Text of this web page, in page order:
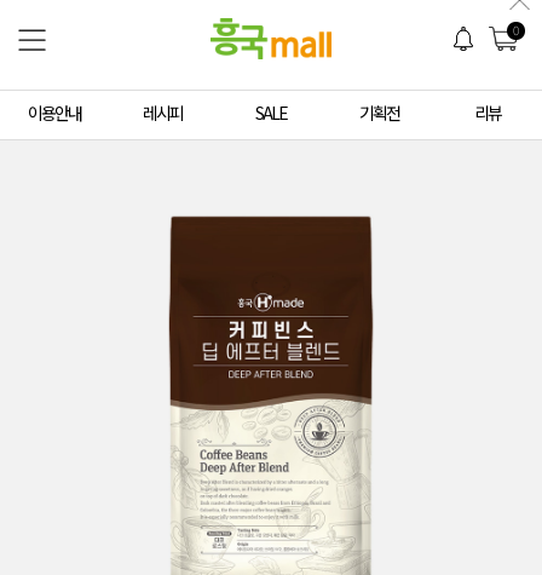
0
이용안내 레시피 SALE 기획전 리뷰